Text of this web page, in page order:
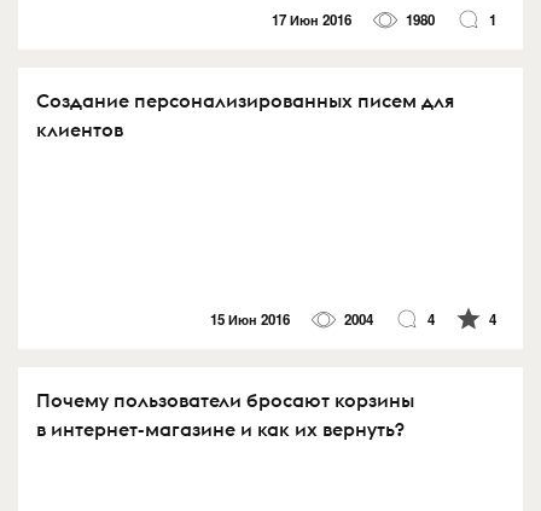
17 Июн 2016 1980 1
Создание персонализированных писем для
клиентов
15 Июн 2016 2004 4 4
Почему пользователи бросают корзины
в интернет-магазине и как их вернуть?